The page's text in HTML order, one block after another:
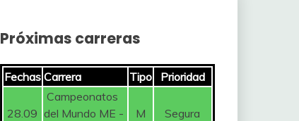
Próximas carreras
Fechas Carrera Tipo Prioridad
28.09
Campeonatos
del Mundo ME -
M Segura